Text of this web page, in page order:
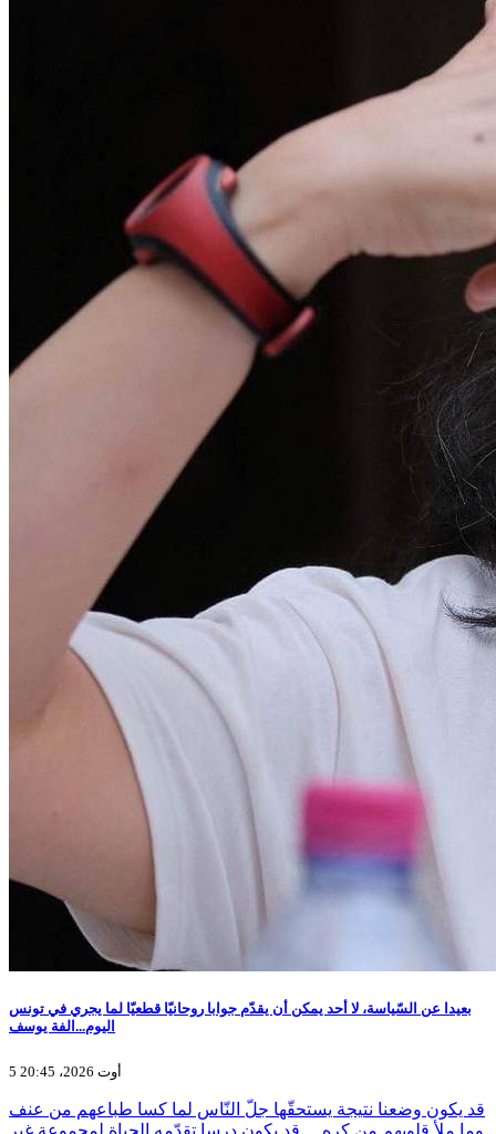
بعيدا عن السّياسة، لا أحد يمكن أن يقدّم جوابا روحانيّا قطعيّا لما يجري في تونس
اليوم...الفة يوسف
5 أوت 2026، 20:45
قد يكون وضعنا نتيجة يستحقّها جلّ النّاس لما كسا طباعهم من عنف
وما ملأ قلوبهم من كره… قد يكون درسا تقدّمه الحياة لمجموعة غير